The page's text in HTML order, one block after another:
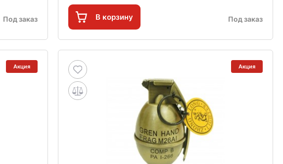
Под заказ В корзину Под заказ
Акция Акция